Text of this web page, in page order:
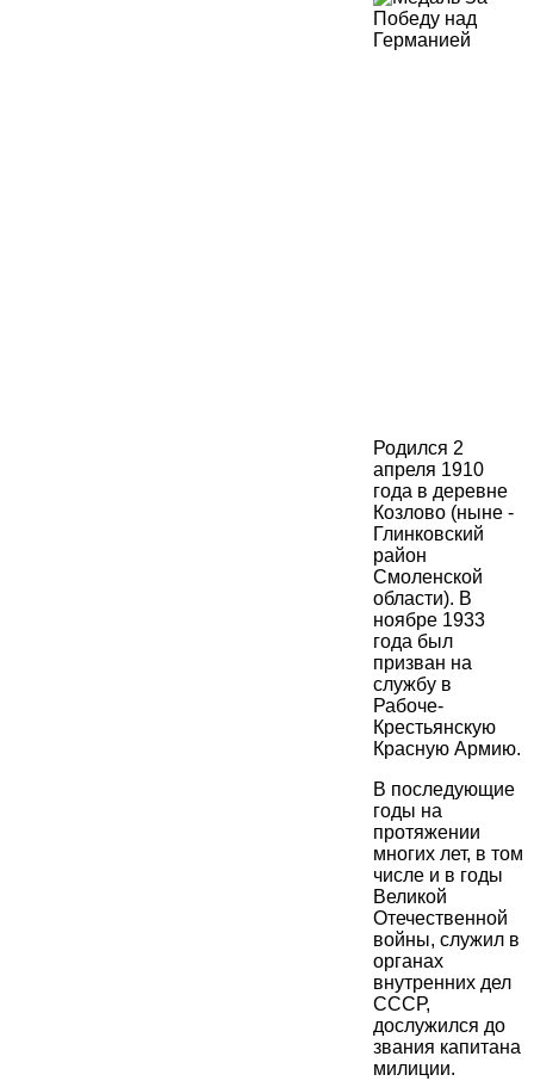
Родился 2
апреля 1910
года в деревне
Козлово (ныне -
Глинковский
район
Смоленской
области). В
ноябре 1933
года был
призван на
службу в
Рабоче-
Крестьянскую
Красную Армию.
В последующие
годы на
протяжении
многих лет, в том
числе и в годы
Великой
Отечественной
войны, служил в
органах
внутренних дел
СССР,
дослужился до
звания капитана
милиции.